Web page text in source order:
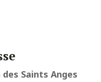
des Saints Anges